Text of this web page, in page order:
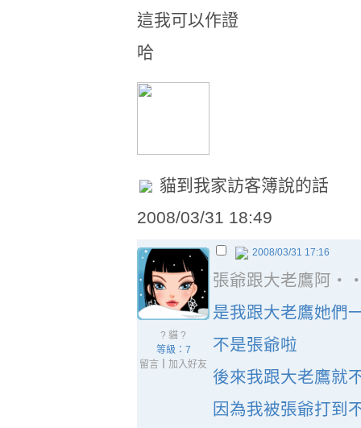
這我可以作證
哈
貓到我家訪客簿說的話
2008/03/31 18:49
? 貓 ?
等級：7
留言
加入好友
2008/03/31 17:16
張爺跟大老鷹
是我跟大老鷹她們
不是張爺啦
後來我跟大老鷹就
因為我被張爺打到